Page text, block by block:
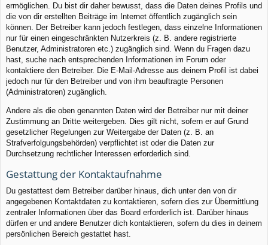
ermöglichen. Du bist dir daher bewusst, dass die Daten deines Profils und
die von dir erstellten Beiträge im Internet öffentlich zugänglich sein
können. Der Betreiber kann jedoch festlegen, dass einzelne Informationen
nur für einen eingeschränkten Nutzerkreis (z. B. andere registrierte
Benutzer, Administratoren etc.) zugänglich sind. Wenn du Fragen dazu
hast, suche nach entsprechenden Informationen im Forum oder
kontaktiere den Betreiber. Die E-Mail-Adresse aus deinem Profil ist dabei
jedoch nur für den Betreiber und von ihm beauftragte Personen
(Administratoren) zugänglich.
Andere als die oben genannten Daten wird der Betreiber nur mit deiner
Zustimmung an Dritte weitergeben. Dies gilt nicht, sofern er auf Grund
gesetzlicher Regelungen zur Weitergabe der Daten (z. B. an
Strafverfolgungsbehörden) verpflichtet ist oder die Daten zur
Durchsetzung rechtlicher Interessen erforderlich sind.
Gestattung der Kontaktaufnahme
Du gestattest dem Betreiber darüber hinaus, dich unter den von dir
angegebenen Kontaktdaten zu kontaktieren, sofern dies zur Übermittlung
zentraler Informationen über das Board erforderlich ist. Darüber hinaus
dürfen er und andere Benutzer dich kontaktieren, sofern du dies in deinem
persönlichen Bereich gestattet hast.